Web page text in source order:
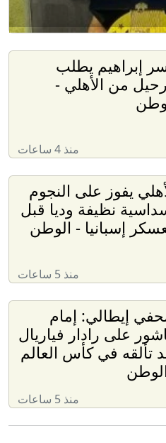
إبراهيم يطلب
من الأهلي -
منذ 4 ساعات
يفوز على النجوم
نظيفة وديا قبل
إسبانيا - الوطن
منذ 5 ساعات
إيطالي: إمام
على رادار فياريال
تألقه في كأس العالم
منذ 5 ساعات